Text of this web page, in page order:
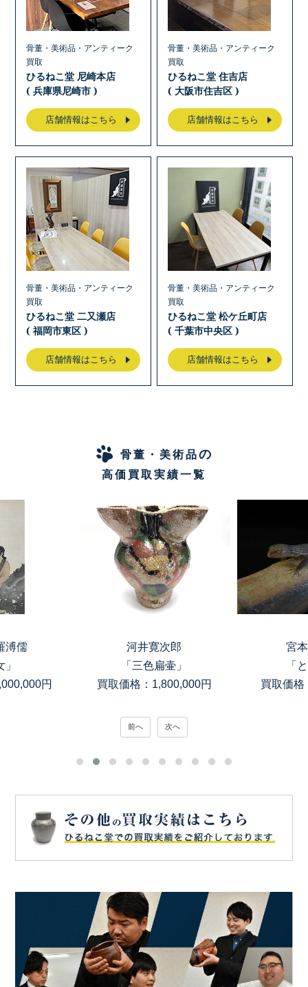
骨董・美術品・アンティーク
買取
ひるねこ堂 尼崎本店
( 兵庫県尼崎市 )
店舗情報はこちら
骨董・美術品・アンティーク
買取
ひるねこ堂 住吉店
( 大阪市住吉区 )
店舗情報はこちら
骨董・美術品・アンティーク
買取
ひるねこ堂 二又瀬店
( 福岡市東区 )
店舗情報はこちら
骨董・美術品・アンティーク
買取
ひるねこ堂 松ケ丘町店
( 千葉市中央区 )
店舗情報はこちら
骨董・美術品の
高価買取実績一覧
溥儒
円
河井寛次郎
「三色扁壷」
買取価格：1,800,000円
宮
「
買取価格
前へ 次へ